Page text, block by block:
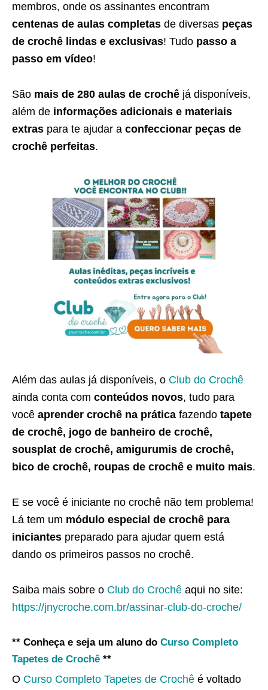
membros, onde os assinantes encontram
centenas de aulas completas de diversas peças
de crochê lindas e exclusivas! Tudo passo a
passo em vídeo!
São mais de 280 aulas de crochê já disponíveis,
além de informações adicionais e materiais
extras para te ajudar a confeccionar peças de
crochê perfeitas.
Além das aulas já disponíveis, o Club do Crochê
ainda conta com conteúdos novos, tudo para
você aprender crochê na prática fazendo tapete
de crochê, jogo de banheiro de crochê,
sousplat de crochê, amigurumis de crochê,
bico de crochê, roupas de crochê e muito mais.
E se você é iniciante no crochê não tem problema!
Lá tem um módulo especial de crochê para
iniciantes preparado para ajudar quem está
dando os primeiros passos no crochê.
Saiba mais sobre o Club do Crochê aqui no site:
https://jnycroche.com.br/assinar-club-do-croche/
** Conheça e seja um aluno do Curso Completo
Tapetes de Crochê **
O Curso Completo Tapetes de Crochê é voltado